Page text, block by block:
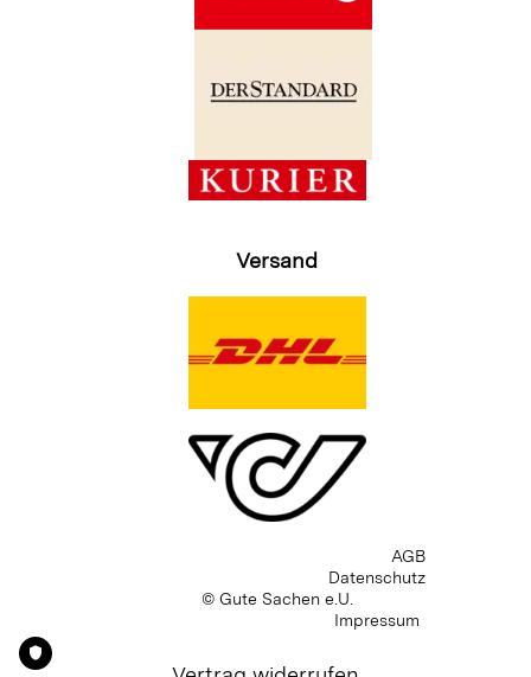
Versand
© Gute Sachen e.U.
AGB
Datenschutz
Impressum